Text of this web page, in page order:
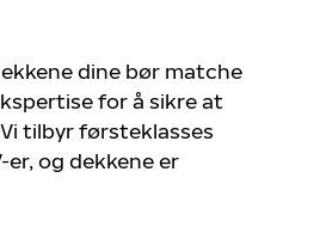
dine bør matche
for å sikre at
tilbyr førsteklasses
og dekkene er